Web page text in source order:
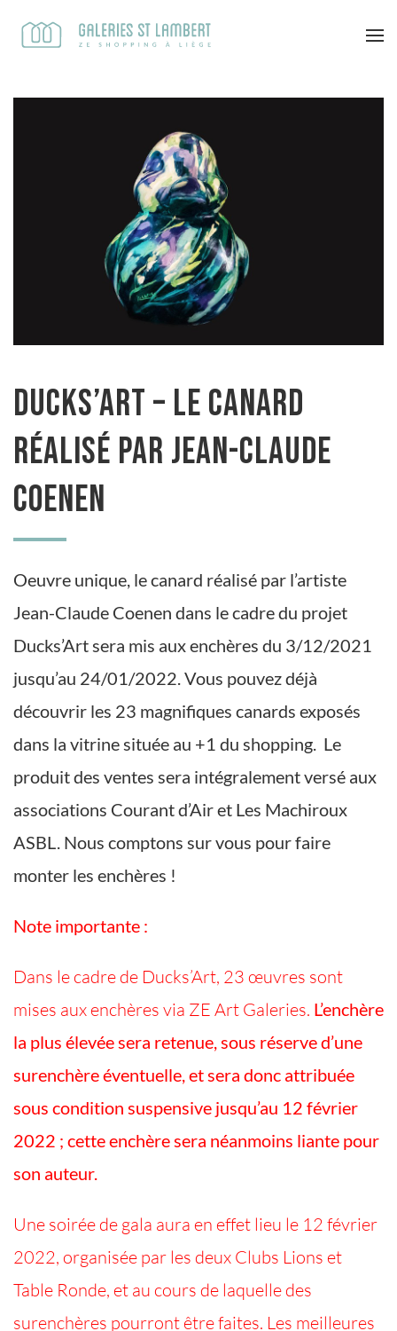
Ducks’Art – Le canard
réalisé par Jean-Claude
Coenen
Oeuvre unique, le canard réalisé par l’artiste
Jean-Claude Coenen dans le cadre du projet
Ducks’Art sera mis aux enchères du 3/12/2021
jusqu’au 24/01/2022. Vous pouvez déjà
découvrir les 23 magnifiques canards exposés
dans la vitrine située au +1 du shopping. Le
produit des ventes sera intégralement versé aux
associations Courant d’Air et Les Machiroux
ASBL. Nous comptons sur vous pour faire
monter les enchères !
Note importante :
Dans le cadre de Ducks’Art, 23 œuvres sont
mises aux enchères via ZE Art Galeries. L’enchère
la plus élevée sera retenue, sous réserve d’une
surenchère éventuelle, et sera donc attribuée
sous condition suspensive jusqu’au 12 février
2022 ; cette enchère sera néanmoins liante pour
son auteur.
Une soirée de gala aura en effet lieu le 12 février
2022, organisée par les deux Clubs Lions et
Table Ronde, et au cours de laquelle des
surenchères pourront être faites. Les meilleures